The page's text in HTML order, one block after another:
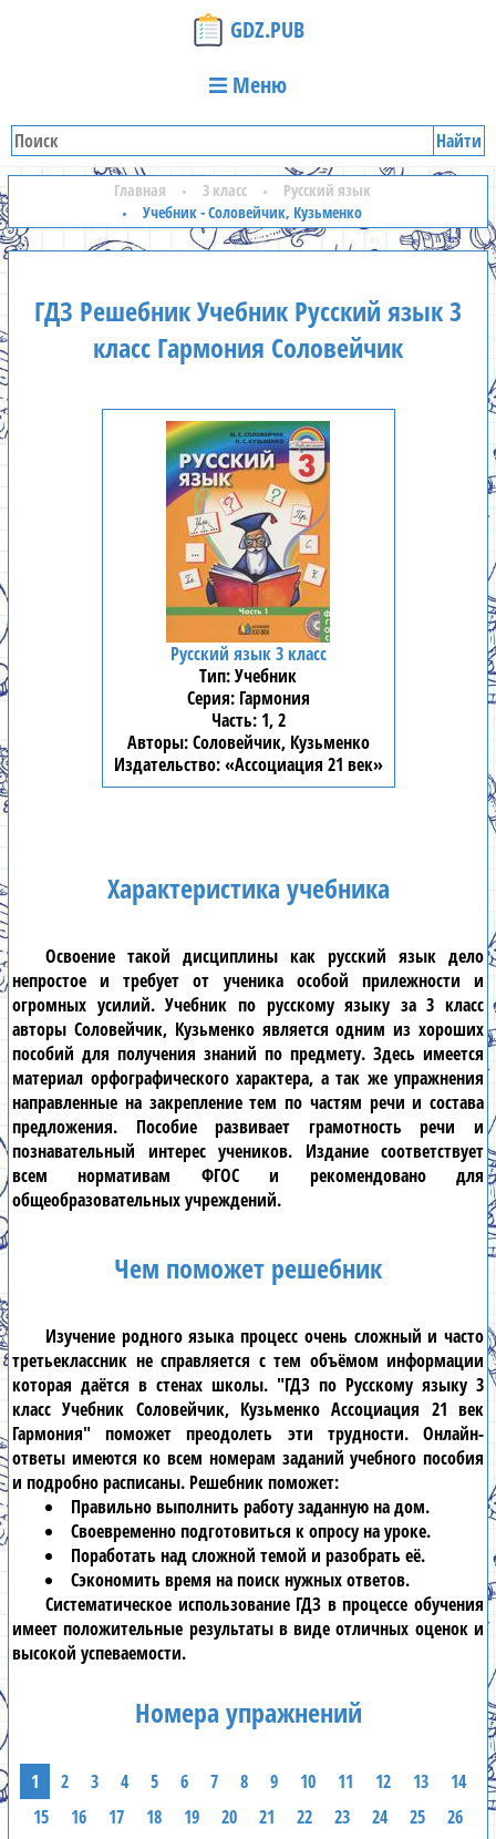
GDZ.PUB
Меню
Найти
Главная 3 класс
Русский язык
Учебник - Соловейчик, Кузьменко
ГДЗ Решебник Учебник Русский язык 3
класс Гармония Соловейчик
Русский язык 3 класс
Учебник
Гармония
1, 2
Соловейчик, Кузьменко
«Ассоциация 21 век»
Характеристика учебника
Освоение такой дисциплины как русский язык дело
непростое и требует от ученика особой прилежности и
огромных усилий.Учебник по русскому языку за 3 класс
авторы Соловейчик, Кузьменкоявляется одним из хороших
пособий для получения знаний по предмету. Здесь имеется
материал орфографического характера, а так же упражнения
направленные на закрепление тем по частям речи и состава
предложения. Пособие развивает грамотность речи и
познавательный интерес учеников. Издание соответствует
всем нормативам ФГОС и рекомендовано для
общеобразовательных учреждений.
Чем поможет решебник
Изучение родного языка процесс очень сложный и часто
третьеклассник не справляется с тем объёмом информации
которая даётся в стенах школы. "ГДЗ по Русскому языку 3
класс Учебник Соловейчик, Кузьменко Ассоциация 21 век
Гармония" поможет преодолеть эти трудности. Онлайн-
ответы имеются ко всем номерам заданий учебного пособия
и подробно расписаны. Решебникпоможет:
Правильно выполнить работу заданную на дом.
Своевременно подготовиться к опросу на уроке.
Поработать над сложной темой и разобрать её.
Сэкономить время на поиск нужных ответов.
Систематическое использование ГДЗ в процессе обучения
имеет положительные результаты в виде отличных оценок и
высокой успеваемости.
Номера упражнений
1 2 3 4 5 6 7 8 9 10 11 12 13
14
15
16 17 18 19 20 21 22 23 24 25
26